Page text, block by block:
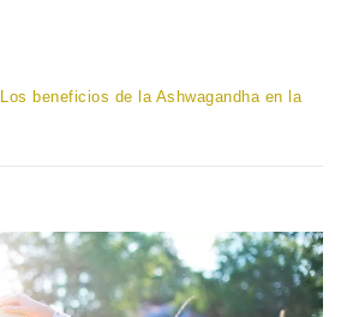
Next
Los beneficios de la Ashwagandha en la